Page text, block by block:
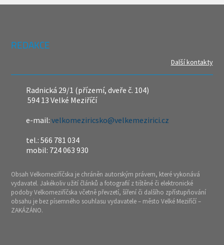
REDAKCE
Další kontakty
Radnická 29/1 (přízemí, dveře č. 104)
594 13 Velké Meziříčí
e-mail:velkomeziricsko@velkemezirici.cz
tel.: 566 781 034
mobil: 724 063 930
Obsah Velkomeziříčska je chráněn autorským právem, které vykonává
vydavatel. Jakékoliv užití článků a fotografií z tištěné či elektronické
podoby Velkomeziříčska včetně převzetí, šíření či dalšího zpřístupňování
obsahu je bez písemného souhlasu vydavatele – město Velké Meziříčí –
ZAKÁZÁNO.